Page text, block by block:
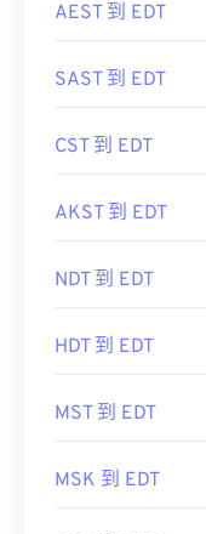
AEST 到 EDT
SAST 到 EDT
CST 到 EDT
AKST 到 EDT
NDT 到 EDT
HDT 到 EDT
MST 到 EDT
MSK 到 EDT